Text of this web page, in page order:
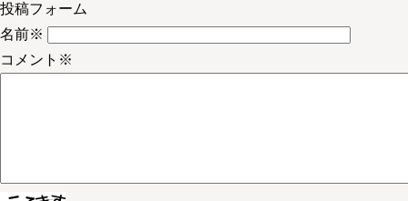
投稿フォーム
名前※
コメント ※